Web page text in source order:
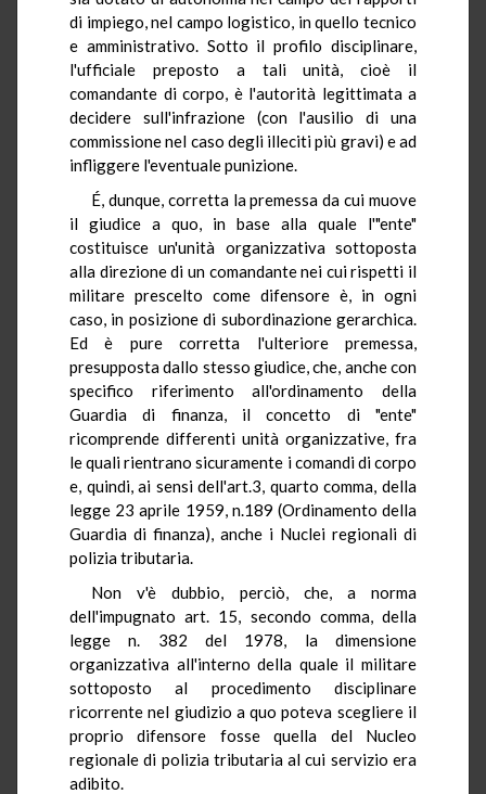
di impiego, nel campo logistico, in quello tecnico
e amministrativo. Sotto il profilo disciplinare,
l'ufficiale preposto a tali unità, cioè il
comandante di corpo, è l'autorità legittimata a
decidere sull'infrazione (con l'ausilio di una
commissione nel caso degli illeciti più gravi) e ad
infliggere l'eventuale punizione.
É, dunque, corretta la premessa da cui muove
il giudice a quo, in base alla quale l'"ente"
costituisce un'unità organizzativa sottoposta
alla direzione di un comandante nei cui rispetti il
militare prescelto come difensore è, in ogni
caso, in posizione di subordinazione gerarchica.
Ed è pure corretta l'ulteriore premessa,
presupposta dallo stesso giudice, che, anche con
specifico riferimento all'ordinamento della
Guardia di finanza, il concetto di "ente"
ricomprende differenti unità organizzative, fra
le quali rientrano sicuramente i comandi di corpo
e, quindi, ai sensi dell'art.3, quarto comma, della
legge 23 aprile 1959, n.189 (Ordinamento della
Guardia di finanza), anche i Nuclei regionali di
polizia tributaria.
Non v'è dubbio, perciò, che, a norma
dell'impugnato art. 15, secondo comma, della
legge n. 382 del 1978, la dimensione
organizzativa all'interno della quale il militare
sottoposto al procedimento disciplinare
ricorrente nel giudizio a quo poteva scegliere il
proprio difensore fosse quella del Nucleo
regionale di polizia tributaria al cui servizio era
adibito.